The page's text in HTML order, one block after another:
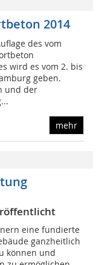
2014
des vom
wird es vom 2. bis
geben.
und der
mehr
eine fundierte
ganzheitlich
können und